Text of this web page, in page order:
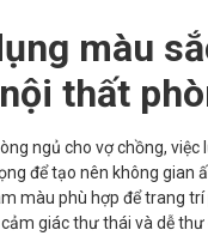
màu
thất
ngủ cho vợ chồng, việc
để tạo nên không gian
màu phù hợp để trang
giác thư thái và dễ